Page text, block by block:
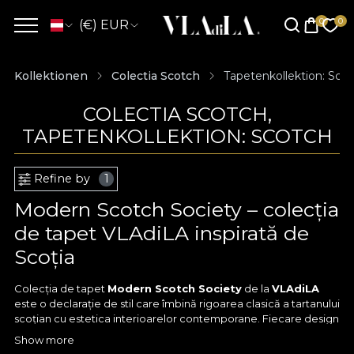
(€) EUR
Kollektionen Colectia Scotch Tapetenkollektion:
COLECTIA SCOTCH,
TAPETENKOLLEKTION: SCOTCH
Refine by 1
Modern Scotch Society – colecția
de tapet VLAdiLA inspirată de
Scoția
Colecția de tapet Modern Scotch Society de la VLAdiLA
este o declarație de stil care îmbină rigoarea clasică a tartanului
scoțian cu estetica interioarelor contemporane. Fiecare design
prezent în cadrul colecției poartă numele unui loc emblematic
Show more